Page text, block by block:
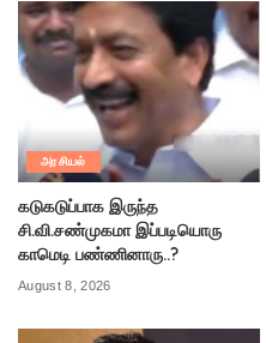
அரசியல்
கடுகடுப்பாக இருந்த
சி.வி.சண்முகமா இப்படியொரு
காமெடி பண்ணினாரு..?
August 8, 2026